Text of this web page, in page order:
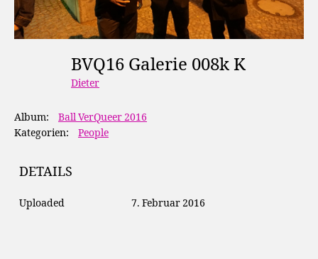
BVQ16 Galerie 008k K
Dieter
Album:
Ball VerQueer 2016
Kategorien:
People
DETAILS
Uploaded 7. Februar 2016